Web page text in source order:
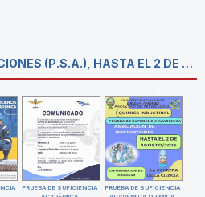
AMPLIACIÓN DE INSCRIPCIONES (P.S.A.), HASTA EL 2 DE AGOSTO 2026
PRUEBA DE SUFICIENCIA
PRUEBA DE SUFICIENCIA